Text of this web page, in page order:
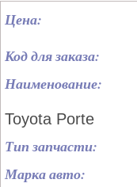
Цена:
Код для заказа:
Наименование:
Toyota Porte
Тип запчасти:
Марка авто: